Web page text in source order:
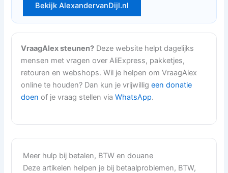
Bekijk AlexandervanDijl.nl
VraagAlex steunen? Deze website helpt dagelijks
mensen met vragen over AliExpress, pakketjes,
retouren en webshops. Wil je helpen om VraagAlex
online te houden? Dan kun je vrijwilligeen donatie
doen of je vraag stellen viaWhatsApp.
Meer hulp bij betalen, BTW en douane
Deze artikelen helpen je bij betaalproblemen, BTW,